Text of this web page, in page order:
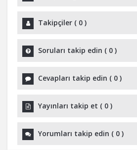
Takipçiler ( 0 )
Soruları takip edin ( 0 )
Cevapları takip edin ( 0 )
Yayınları takip et ( 0 )
Yorumları takip edin ( 0 )